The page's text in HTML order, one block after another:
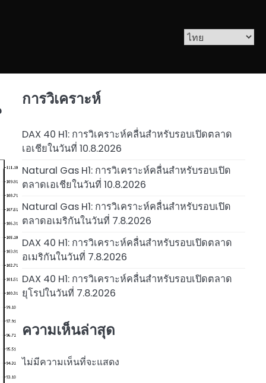
การวิเคราะห์
DAX 40 H1: การวิเคราะห์คลื่นสำหรับรอบเปิดตลาด
เอเชียในวันที่ 10.8.2026
Natural Gas H1: การวิเคราะห์คลื่นสำหรับรอบเปิด
ตลาดเอเชียในวันที่ 10.8.2026
Natural Gas H1: การวิเคราะห์คลื่นสำหรับรอบเปิด
ตลาดอเมริกันในวันที่ 7.8.2026
DAX 40 H1: การวิเคราะห์คลื่นสำหรับรอบเปิดตลาด
อเมริกันในวันที่ 7.8.2026
DAX 40 H1: การวิเคราะห์คลื่นสำหรับรอบเปิดตลาด
ยุโรปในวันที่ 7.8.2026
ความเห็นล่าสุด
ไม่มีความเห็นที่จะแสดง